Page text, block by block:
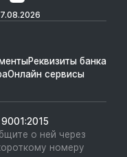
Реквизиты банка
Онлайн сервисы
о ней через
номеру